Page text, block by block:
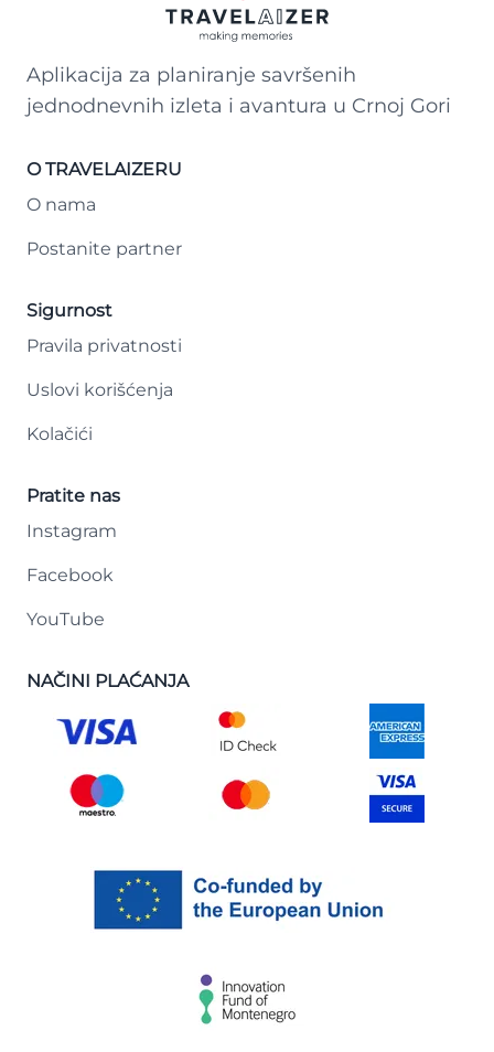
Aplikacija za planiranje savršenih
jednodnevnih izleta i avantura u Crnoj Gori
O TRAVELAIZERU
O nama
Postanite partner
Sigurnost
Pravila privatnosti
Uslovi korišćenja
Kolačići
Pratite nas
Instagram
Facebook
YouTube
NAČINI PLAĆANJA